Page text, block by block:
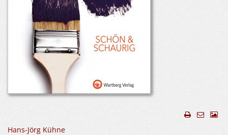
Hans-Jörg Kühne